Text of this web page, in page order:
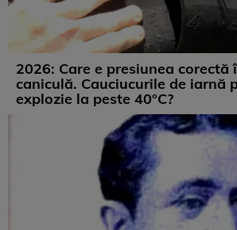
2026: Care e presiunea corectă
caniculă. Cauciucurile de iarnă
explozie la peste 40°C?